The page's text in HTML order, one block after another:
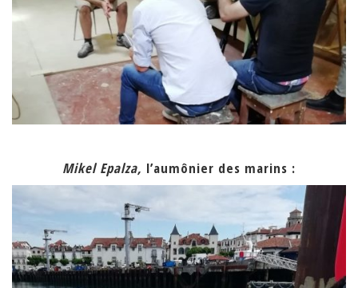
Mikel Epalza, l’aumônier des marins :